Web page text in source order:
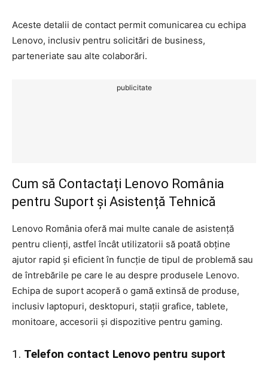
Aceste detalii de contact permit comunicarea cu echipa
Lenovo, inclusiv pentru solicitări de business,
parteneriate sau alte colaborări.
publicitate
Cum să Contactați Lenovo România
pentru Suport și Asistență Tehnică
Lenovo România oferă mai multe canale de asistență
pentru clienți, astfel încât utilizatorii să poată obține
ajutor rapid și eficient în funcție de tipul de problemă sau
de întrebările pe care le au despre produsele Lenovo.
Echipa de suport acoperă o gamă extinsă de produse,
inclusiv laptopuri, desktopuri, stații grafice, tablete,
monitoare, accesorii și dispozitive pentru gaming.
1. Telefon contact Lenovo pentru suport